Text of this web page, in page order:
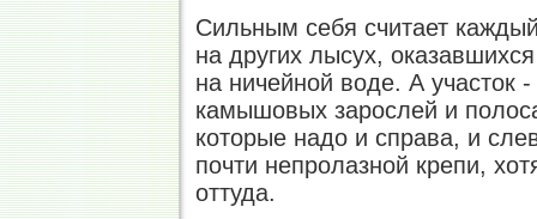
Сильным себя считает
на других лысух,
на ничейной воде. А участок
камышовых зарослей и
которые надо и справа, и
почти непролазной крепи,
оттуда.